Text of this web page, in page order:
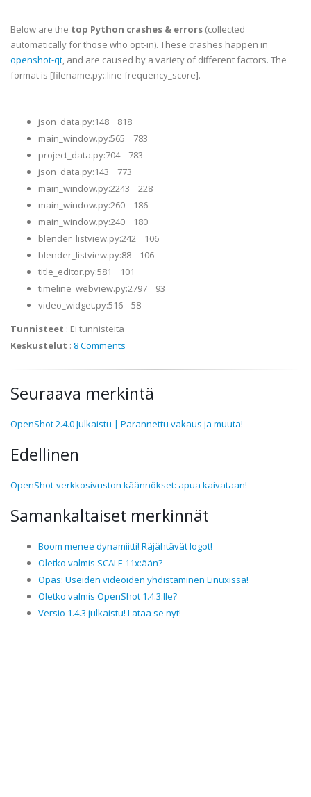
Below are the top Python crashes & errors (collected
automatically for those who opt-in). These crashes happen in
openshot-qt, and are caused by a variety of different factors. The
format is [filename.py::line frequency_score].
json_data.py:148 818
main_window.py:565 783
project_data.py:704 783
json_data.py:143 773
main_window.py:2243 228
main_window.py:260 186
main_window.py:240 180
blender_listview.py:242 106
blender_listview.py:88 106
title_editor.py:581 101
timeline_webview.py:2797 93
video_widget.py:516 58
Tunnisteet : Ei tunnisteita
Keskustelut : 8 Comments
Seuraava merkintä
OpenShot 2.4.0 Julkaistu | Parannettu vakaus ja muuta!
Edellinen
OpenShot-verkkosivuston käännökset: apua kaivataan!
Samankaltaiset merkinnät
Boom menee dynamiitti! Räjähtävät logot!
Oletko valmis SCALE 11x:ään?
Opas: Useiden videoiden yhdistäminen Linuxissa!
Oletko valmis OpenShot 1.4.3:lle?
Versio 1.4.3 julkaistu! Lataa se nyt!